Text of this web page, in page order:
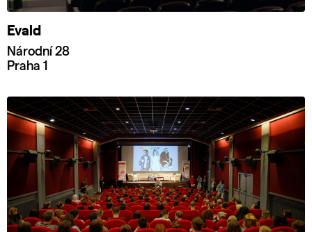
Evald
Národní 28
Praha 1